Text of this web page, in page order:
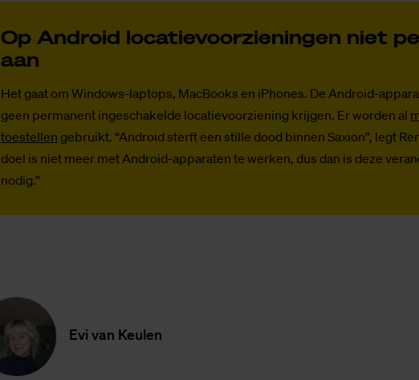
Op An­droid lo­ca­tie­voor­zie­nin­gen niet
aan
Het gaat om Windows-laptops, MacBooks en iPhones. De Android-
geen permanent ingeschakelde locatievoorziening krijgen. Er worden al
toestellen gebruikt. “Android sterft een stille dood binnen Saxion”, legt
doel is niet meer met Android-apparaten te werken, dus dan is deze
nodig.”
Evi van Keu­len